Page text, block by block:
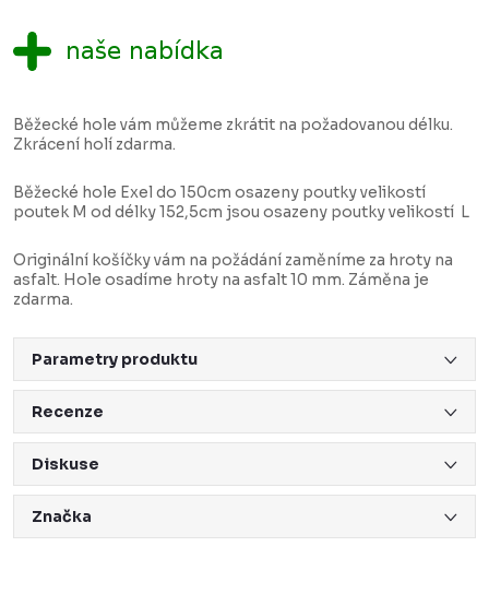
Běžecké hole vám můžeme zkrátit na požadovanou délku.
Zkrácení holí zdarma.
Běžecké hole Exel do 150cm osazeny poutky velikostí
poutek M od délky 152,5cm jsou osazeny poutky velikostí L
Originální košíčky vám na požádání zaměníme za hroty na
asfalt. Hole osadíme hroty na asfalt 10 mm. Záměna je
zdarma.
Parametry produktu
Recenze
Diskuse
Značka